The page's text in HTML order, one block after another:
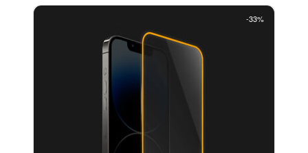
-33%